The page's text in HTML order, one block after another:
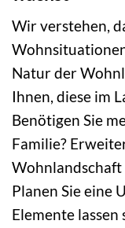
Wir verstehen,
Natur der
Ihnen, diese im
Benötigen Sie
Familie?
Planen Sie eine
Elemente